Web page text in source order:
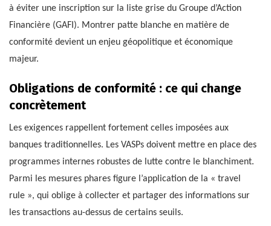
à éviter une inscription sur la liste grise du Groupe d’Action
Financière (GAFI). Montrer patte blanche en matière de
conformité devient un enjeu géopolitique et économique
majeur.
Obligations de conformité : ce qui change
concrètement
Les exigences rappellent fortement celles imposées aux
banques traditionnelles. Les VASPs doivent mettre en place des
programmes internes robustes de lutte contre le blanchiment.
Parmi les mesures phares figure l’application de la « travel
rule », qui oblige à collecter et partager des informations sur
les transactions au-dessus de certains seuils.